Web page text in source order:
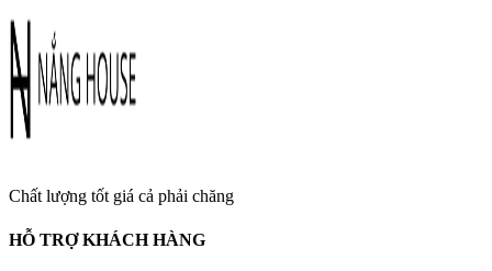
Chất lượng tốt giá cả phải chăng
HỖ TRỢ KHÁCH HÀNG